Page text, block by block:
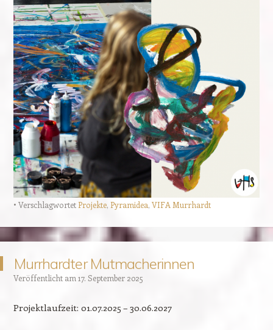
VerschlagwortetProjekte, Pyramidea, VIFA Murrhardt
Murrhardter Mutmacherinnen
Veröffentlicht am 17. September 2025
Projektlaufzeit: 01.07.2025 – 30.06.2027